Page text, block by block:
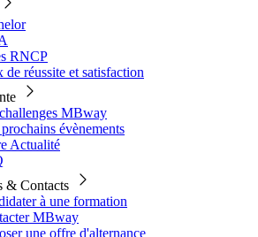
RNCP
de réussite et satisfaction
MBway
évènements
Actualité
& Contacts
à une formation
MBway
une offre d'alternance